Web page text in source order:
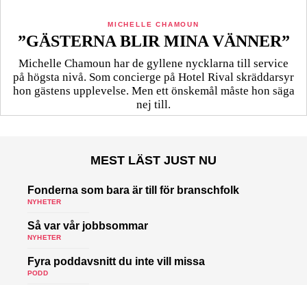
MICHELLE CHAMOUN
”GÄSTERNA BLIR MINA VÄNNER”
Michelle Chamoun har de gyllene nycklarna till service
på högsta nivå. Som concierge på Hotel Rival skräddarsyr
hon gästens upp­levelse. Men ett önskemål måste hon säga
nej till.
MEST LÄST JUST NU
Fonderna som bara är till för branschfolk
NYHETER
Så var vår jobbsommar
NYHETER
Fyra poddavsnitt du inte vill missa
PODD